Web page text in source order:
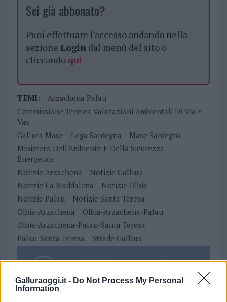
Galluraoggi.it - Do Not Process My Personal
Information
Sei già abbonato?
Puoi effettuare l'accesso andando nella
sezione Logindal menù del sito o
cliccando qui
TEMI:
Arzachena Palau
Commissione Tecnica Valutazioni Ambientali Di Via E
Vas
Gallura Mase
Lega Sardegna
Mase Sardegna
Ministero Dell’Ambiente E Della Sicurezza
Energetica
Notizie Arzachena
Notizie Gallura
Notizie La Maddalena
Notizie Olbia
Notizie Palau
Notizie Santa Teresa
Olbia-Arzachena
Olbia-Arzachena-Palau
Olbia-Arzachena-Palau-Santa Teresa
Palau-Santa Teresa
Strade Gallura
Notizie in tempo reale?
Entra nel canale telegram di